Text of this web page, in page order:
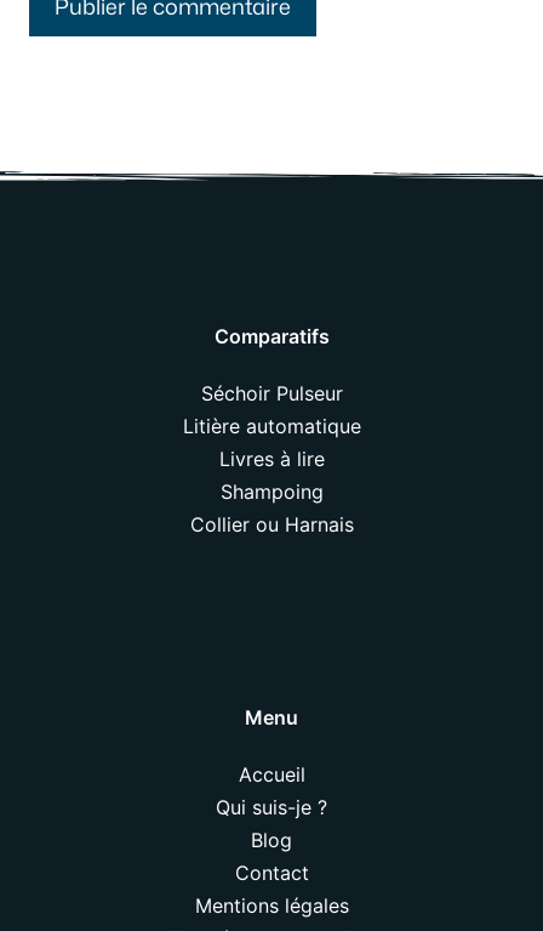
Comparatifs
Séchoir Pulseur
Litière automatique
Livres à lire
Shampoing
Collier ou Harnais
Menu
Accueil
Qui suis-je ?
Blog
Contact
Mentions légales